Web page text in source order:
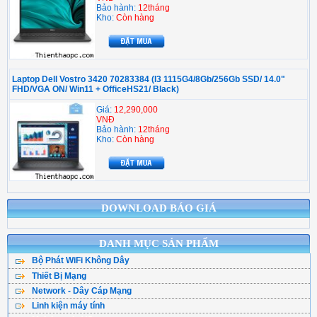
DOWNLOAD BÁO GIÁ
DANH MỤC SẢN PHẨM
Bộ Phát WiFi Không Dây
Bộ Phát WiFi TPLink
WiFi Tenda - DLink
WiFi Totolink - Hik
Thiết Bị Mạng
WiFi Mesh
WiFi Gắn Trần
Network - Dây Cáp Mạng
Cáp Mạng ( Cuộn )
Linh kiện máy tính
Bảo hành: 12tháng
Kho: Còn hàng
Laptop Dell Vostro 3420 70283384 (I3 1115G4/8Gb/256Gb SSD/ 14.0"
FHD/VGA ON/ Win11 + OfficeHS21/ Black)
Giá: 12,290,000
VNĐ
Bảo hành: 12tháng
Kho: Còn hàng